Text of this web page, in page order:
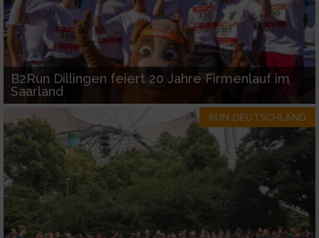
B2Run Dillingen feiert 20 Jahre Firmenlauf im
Saarland
RUN-DEUTSCHLAND
Nicht-IAB-Verarbeitungszwecke:
Notwendig
Performance
Funktional
Werbung